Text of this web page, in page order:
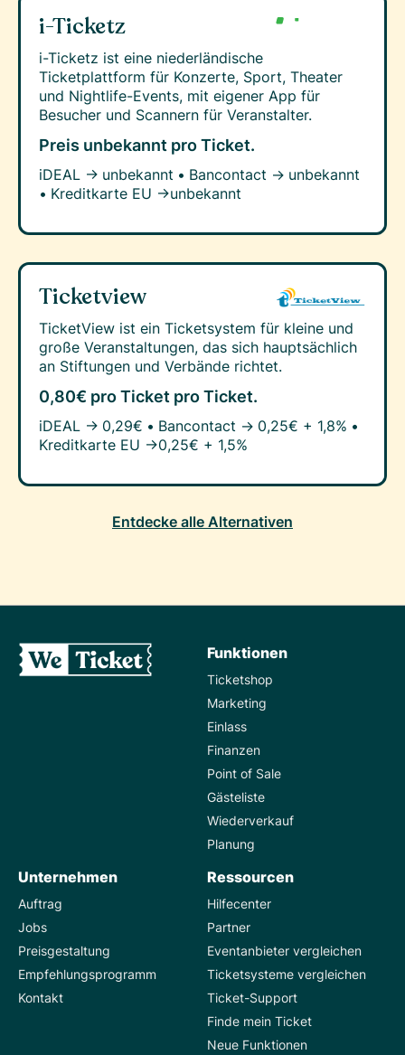
i-Ticketz
i-Ticketz ist eine niederländische
Ticketplattform für Konzerte, Sport, Theater
und Nightlife-Events, mit eigener App für
Besucher und Scannern für Veranstalter.
Preis unbekannt pro Ticket.
iDEAL → unbekannt • Bancontact → unbekannt
• Kreditkarte EU →unbekannt
Ticketview
TicketView ist ein Ticketsystem für kleine und
große Veranstaltungen, das sich hauptsächlich
an Stiftungen und Verbände richtet.
0,80€ pro Ticket pro Ticket.
iDEAL → 0,29€ • Bancontact → 0,25€ + 1,8% •
Kreditkarte EU →0,25€ + 1,5%
Entdecke alle Alternativen
Funktionen
Ticketshop
Marketing
Einlass
Finanzen
Point of Sale
Gästeliste
Wiederverkauf
Planung
Unternehmen
Auftrag
Jobs
Preisgestaltung
Empfehlungsprogramm
Kontakt
Ressourcen
Hilfecenter
Partner
Eventanbieter vergleichen
Ticketsysteme vergleichen
Ticket-Support
Finde mein Ticket
Neue Funktionen